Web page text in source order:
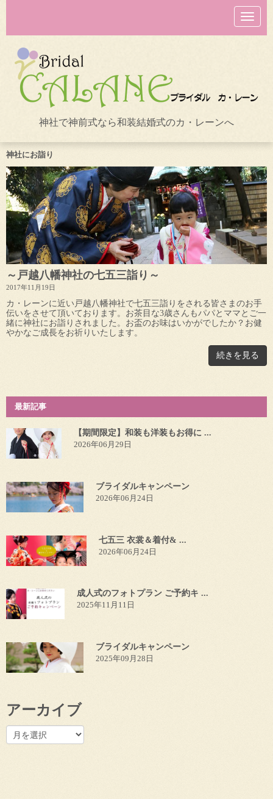
N
a
v
o
n
神社で神前式なら和装結婚式のカ・レーンへ
神社にお詣り
～戸越八幡神社の七五三詣り～
2017年11月19日
カ・レーンに近い戸越八幡神社で七五三詣りをされる皆さまのお手
伝いをさせて頂いております。お茶目な3歳さんもパパとママとご一
緒に神社にお詣りされました。お盃のお味はいかがでしたか？お健
やかなご成長をお祈りいたします。
続きを見る
最新記事
【期間限定】和装も洋装もお得に ...
2026年06月29日
ブライダルキャンペーン
2026年06月24日
七五三 衣裳＆着付& ...
2026年06月24日
成人式のフォトプラン ご予約キ ...
2025年11月11日
ブライダルキャンペーン
2025年09月28日
アーカイブ